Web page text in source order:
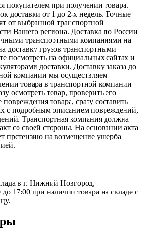
покупателем при получении товара.
доставки от 1 до 2-х недель. Точные
от выбранной транспортной
Вашего региона. Доставка по России
транспортными компаниями на
грузов транспортными
посмотреть на официальных сайтах и
доставки. Доставку заказа до
компании мы осуществляем
товара в транспортной компании
осмотреть товар, проверить его
повреждения товара, сразу составить
с подробным описанием повреждений,
Транспортная компания должна
со своей стороны. На основании акта
претензию на возмещение ущерба
в г. Нижний Новгород,
до 17:00 при наличии товара на складе с